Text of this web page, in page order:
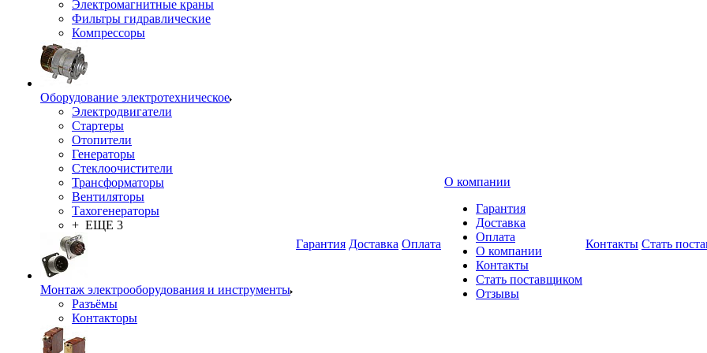
Электромагнитные краны
Фильтры гидравлические
Компрессоры
Оборудование электротехническое
Электродвигатели
Стартеры
Отопители
Генераторы
Стеклоочистители
Трансформаторы
Вентиляторы
Тахогенераторы
+ ЕЩЕ 3
Монтаж электрооборудования и инструменты
Разъёмы
Контакторы
Гарантия Доставка Оплата
О компании
Гарантия
Доставка
Оплата
О компании
Контакты
Стать поставщиком
Отзывы
Контакты Стать